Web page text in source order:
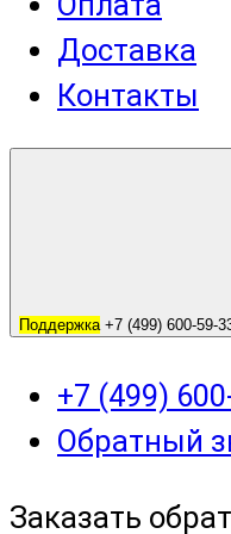
Доставка
Контакты
Поддержка+7 (499) 600-59-
+7 (499)
Обратный
Заказать